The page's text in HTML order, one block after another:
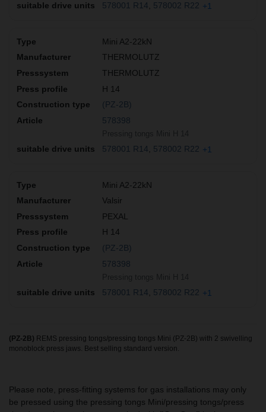
578001 R14 578002 R22 +1
Mini A2-22kN
THERMOLUTZ
THERMOLUTZ
H 14
(PZ-2B)
578398
578001 R14 578002 R22 +1
Mini A2-22kN
Valsir
PEXAL
H 14
(PZ-2B)
578398
578001 R14 578002 R22 +1
(PZ-2B) REMS pressing tongs/pressing tongs Mini (PZ-2B) with 2 swivelling
monoblock press jaws. Best selling standard version.
Please note, press-fitting systems for gas installations may only
be pressed using the pressing tongs Mini/pressing tongs/press